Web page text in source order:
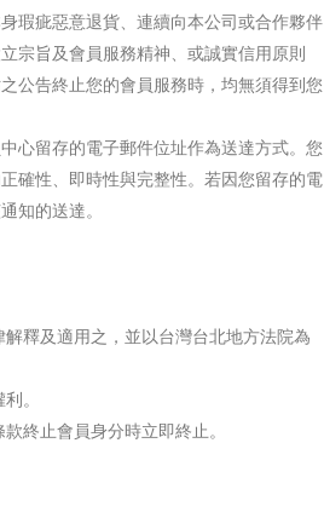
瑕疵惡意退貨、連續向本公司或合作夥伴
宗旨及會員服務精神、或誠實信用原則
公告終止您的會員服務時，均無須得到您
心留存的電子郵件位址作為送達方式。您
確性、即時性與完整性。若因您留存的電
知的送達。
釋及適用之，並以台灣台北地方法院為
。
終止會員身分時立即終止。